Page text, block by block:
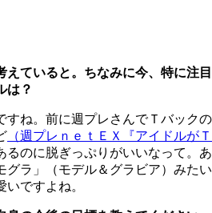
ていると。ちなみに今、特に注目
は？
ね。前に週プレさんでＴバックの
（週プレｎｅｔＥＸ『アイドルがＴ
るのに脱ぎっぷりがいいなって。あ
グラ」（モデル＆グラビア）みたい
ですよね。